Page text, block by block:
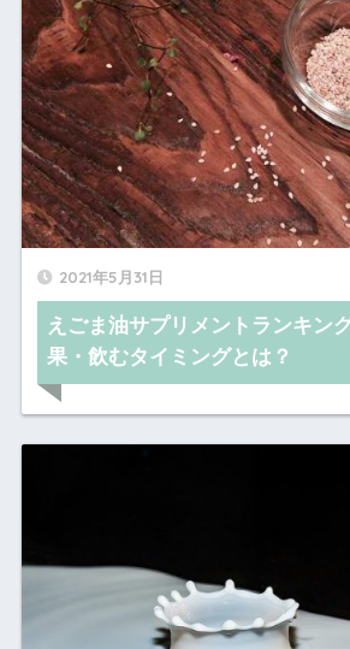
2021年5月31日
えごま油サプリメントランキン
果・飲むタイミングとは？